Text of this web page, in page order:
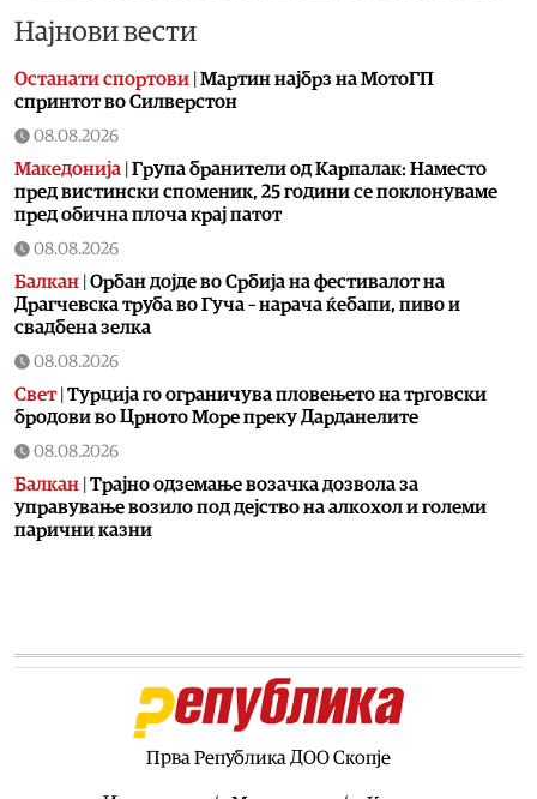
Најнови вести
Останати спортови Мартин најбрз на МотоГП
спринтот во Силверстон
08.08.2026
Македонија Група бранители од Карпалак: Наместо
пред вистински споменик, 25 години се поклонуваме
пред обична плоча крај патот
08.08.2026
Балкан Орбан дојде во Србија на фестивалот на
Драгчевска труба во Гуча – нарача ќебапи, пиво и
свадбена зелка
08.08.2026
Свет| Турција го ограничува пловењето на трговски
бродови во Црното Море преку Дарданелите
08.08.2026
Балкан Трајно одземање возачка дозвола за
управување возило под дејство на алкохол и големи
парични казни
08.08.2026
Иран: Отворањето на Ормутскиот Теснец зависи
Прва Република ДОО Скопје